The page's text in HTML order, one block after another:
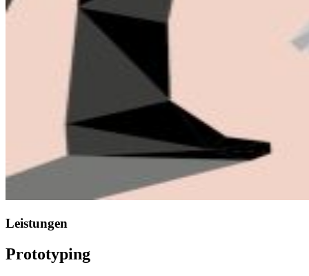
Leistungen
Prototyping